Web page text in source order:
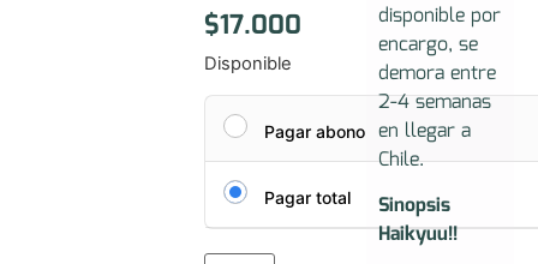
$17.000
Disponible
Pagar abono
Pagar total
disponible por
encargo, se
demora entre
2-4 semanas
en llegar a
Chile.
Sinopsis
Haikyuu!!